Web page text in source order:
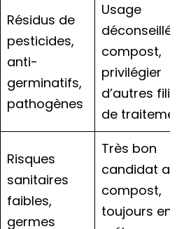
Résidus de
pesticides,
anti-
germinatifs,
pathogènes
Usage
déconseillé au
compost,
privilégier
d’autres
de traitement
Risques
sanitaires
faibles,
germes
Très bon
candidat au
compost,
toujours en